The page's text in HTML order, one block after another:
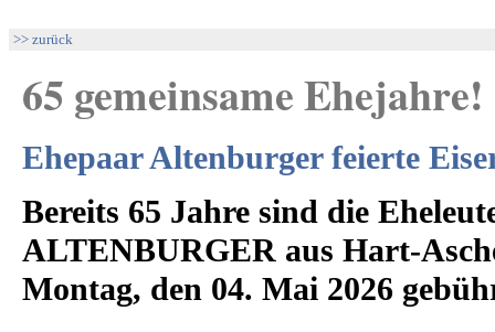
>> zurück
65 gemeinsame Ehejahre!
Ehepaar Altenburger feierte
Bereits 65 Jahre sind die
ALTENBURGER aus Hart-
Montag, den 04. Mai 2026